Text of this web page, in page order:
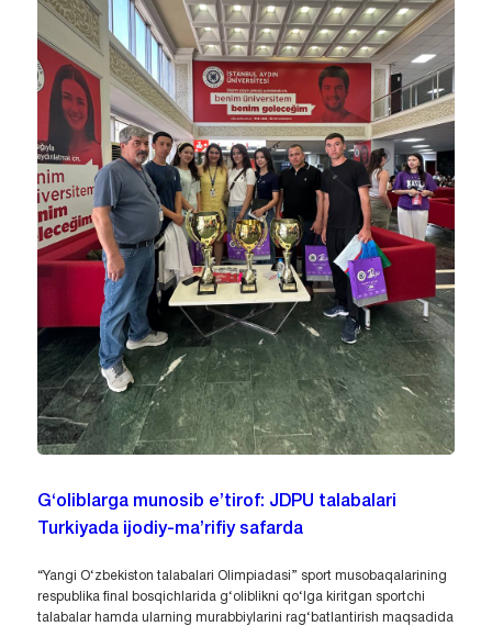
G‘oliblarga munosib e’tirof: JDPU talabalari
Turkiyada ijodiy-ma’rifiy safarda
“Yangi O‘zbekiston talabalari Olimpiadasi” sport musobaqalarining
respublika final bosqichlarida g‘oliblikni qo‘lga kiritgan sportchi
talabalar hamda ularning murabbiylarini rag‘batlantirish maqsadida